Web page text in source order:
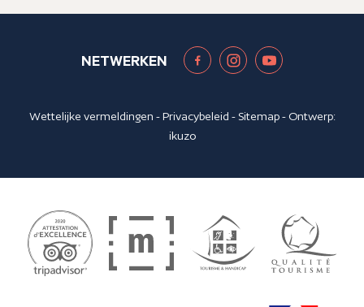
NETWERKEN
Wettelijke vermeldingen -Privacybeleid - Sitemap- Ontwerp:
ikuzo